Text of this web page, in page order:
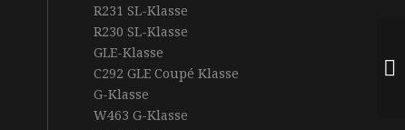
R231 SL-Klasse
R230 SL-Klasse
GLE-Klasse
C292 GLE Coupé Klasse
G-Klasse
W463 G-Klasse